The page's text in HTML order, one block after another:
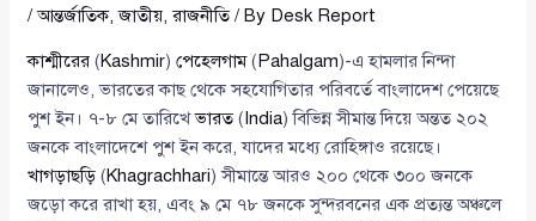
/আন্তর্জাতিক,জাতীয়,রাজনীতি/ By Desk Report
কাশ্মীরের (Kashmir)পেহেলগাম( Pahalgam)-এ হামলার নিন্দা
জানালেও, ভারতের কাছ থেকে সহযোগিতার পরিবর্তে বাংলাদেশ পেয়েছে
পুশ ইন। ৭-৮ মে তারিখেভারত( India) বিভিন্ন সীমান্ত দিয়ে অন্তত ২০২
জনকে বাংলাদেশে পুশ ইন করে, যাদের মধ্যে রোহিঙ্গাও রয়েছে।
খাগড়াছড়ি (Khagrachhari) সীমান্তে আরও ২০০ থেকে ৩০০ জনকে
জড়ো করে রাখা হয়, এবং ৯ মে ৭৮ জনকে সুন্দরবনের এক প্রত্যন্ত অঞ্চলে